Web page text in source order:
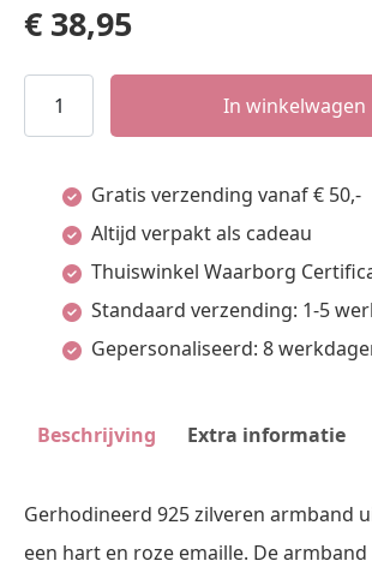
€ 38,95
Armband
Hart
Emaille
Gerhodineerd
In winkelwagen
Gratis verzending vanaf € 50,-
Altijd verpakt als cadeau
Thuiswinkel Waarborg
Standaard verzending: 1-5
Gepersonaliseerd: 8
Beschrijving Extra informatie
Gerhodineerd 925 zilveren armband
een hart en roze emaille. De